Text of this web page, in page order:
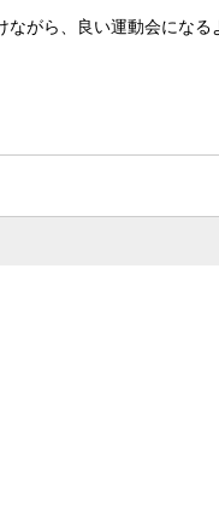
がら、良い運動会になる